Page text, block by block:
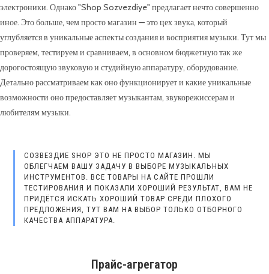
электроники. Однако "Shop Sozvezdiye" предлагает нечто совершенно
иное. Это больше, чем просто магазин — это цех звука, который
углубляется в уникальные аспекты создания и восприятия музыки. Тут мы
проверяем, тестируем и сравниваем, в основном бюджетную так же
дорогостоящую звуковую и студийную аппаратуру, оборудование.
Детально рассматриваем как оно функционирует и какие уникальные
возможности оно предоставляет музыкантам, звукорежиссерам и
любителям музыки.
СОЗВЕЗДИЕ SHOP ЭТО НЕ ПРОСТО МАГАЗИН. МЫ
ОБЛЕГЧАЕМ ВАШУ ЗАДАЧУ В ВЫБОРЕ МУЗЫКАЛЬНЫХ
ИНСТРУМЕНТОВ. ВСЕ ТОВАРЫ НА САЙТЕ ПРОШЛИ
ТЕСТИРОВАНИЯ И ПОКАЗАЛИ ХОРОШИЙ РЕЗУЛЬТАТ, ВАМ НЕ
ПРИДЁТСЯ ИСКАТЬ ХОРОШИЙ ТОВАР СРЕДИ ПЛОХОГО
ПРЕДЛОЖЕНИЯ, ТУТ ВАМ НА ВЫБОР ТОЛЬКО ОТБОРНОГО
КАЧЕСТВА АППАРАТУРА.
Прайс-агрегатор